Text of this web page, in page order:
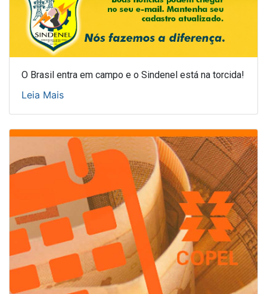
O Brasil entra em campo e o Sindenel está na torcida!
Leia Mais